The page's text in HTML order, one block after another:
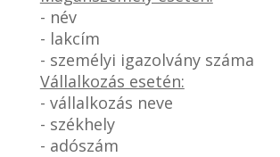
- név
- lakcím
- személyi igazolvány száma
Vállalkozás esetén:
- vállalkozás neve
- székhely
- adószám